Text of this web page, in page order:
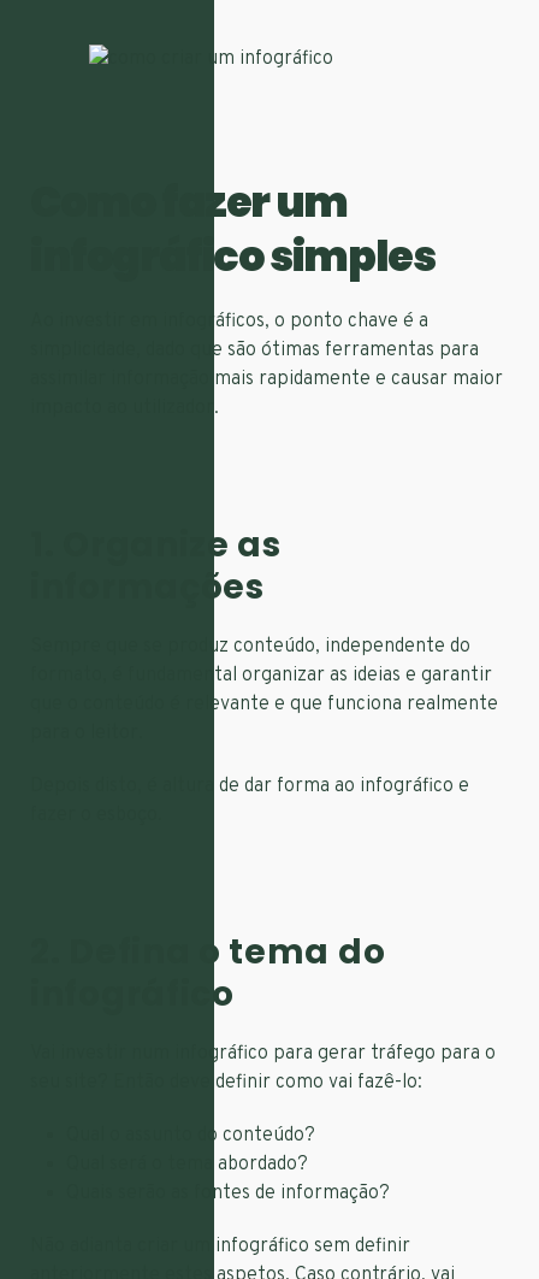
Como fazer um
infográfico simples
Ao investir em infográficos, o ponto chave é a
simplicidade, dado que são ótimas ferramentas para
assimilar informação mais rapidamente e causar maior
impacto ao utilizador.
1. Organize as
informações
Sempre que se produz conteúdo, independente do
formato, é fundamental organizar as ideias e garantir
que o conteúdo é relevante e que funciona realmente
Depois disto, é altura de dar forma ao infográfico e
2. Defina o tema do
infográfico
Vai investir num infográfico para gerar tráfego para o
seu site? Então deve definir como vai fazê-lo:
Qual o assunto do conteúdo?
Qual será o tema abordado?
Quais serão as fontes de informação?
Não adianta criar um infográfico sem definir